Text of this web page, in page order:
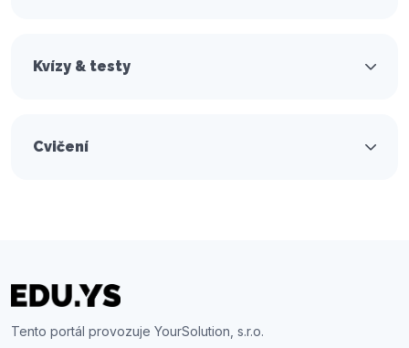
Kvízy & testy
Cvičení
Tento portál provozuje YourSolution, s.r.o.